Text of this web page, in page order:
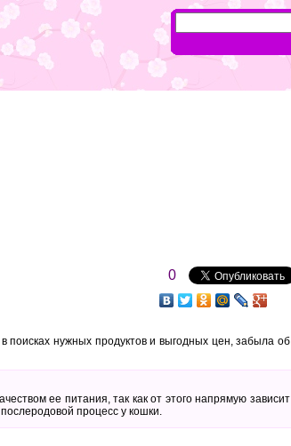
0
поисках нужных продуктов и выгодных цен, забыла об
ее питания, так как от этого напрямую зависит
процесс у кошки.